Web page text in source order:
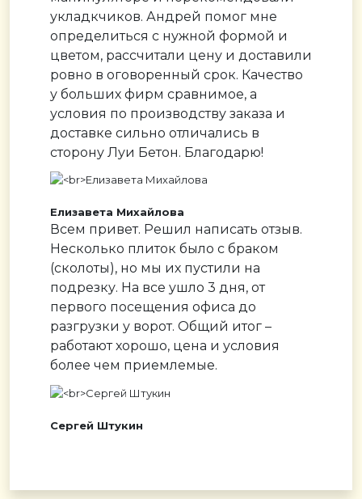
укладкчиков. Андрей помог мне
определиться с нужной формой и
цветом, рассчитали цену и доставили
ровно в оговоренный срок. Качество
у больших фирм сравнимое, а
условия по производству заказа и
доставке сильно отличались в
сторону Луи Бетон. Благодарю!
Елизавета Михайлова
Всем привет. Решил написать отзыв.
Несколько плиток было с браком
(сколоты), но мы их пустили на
подрезку. На все ушло 3 дня, от
первого посещения офиса до
разгрузки у ворот. Общий итог –
работают хорошо, цена и условия
более чем приемлемые.
Сергей Штукин